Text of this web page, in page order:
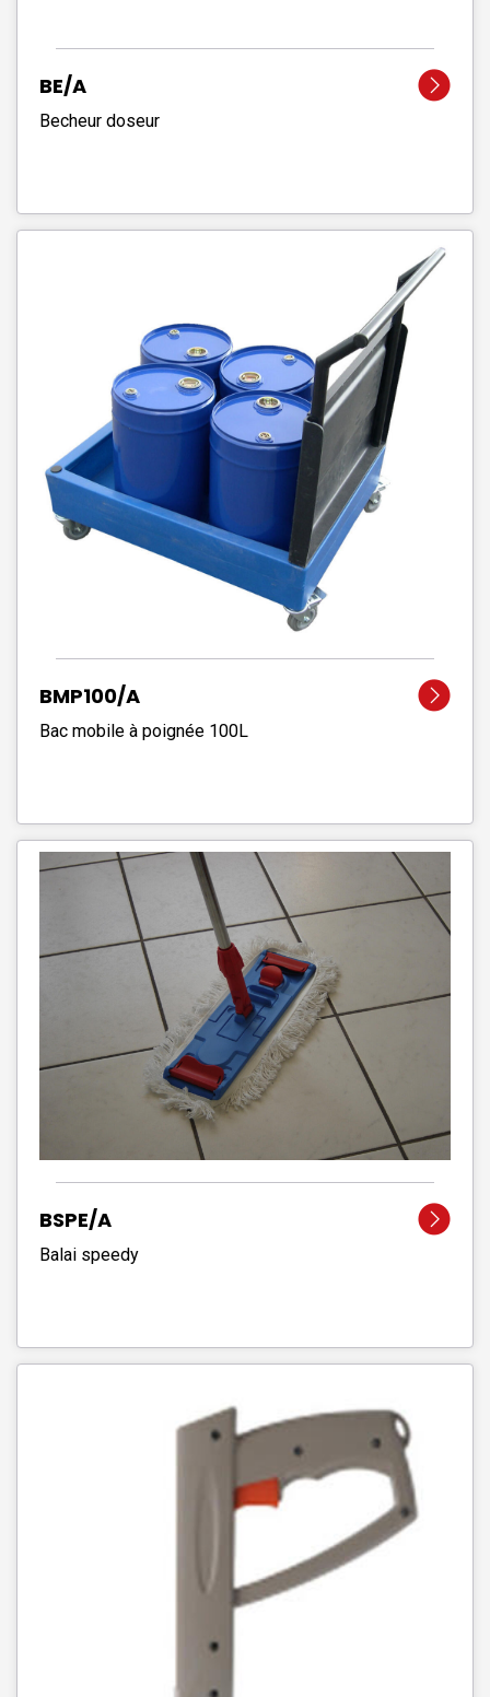
BE/A
Becheur doseur
BMP100/A
Bac mobile à poignée 100L
BSPE/A
Balai speedy